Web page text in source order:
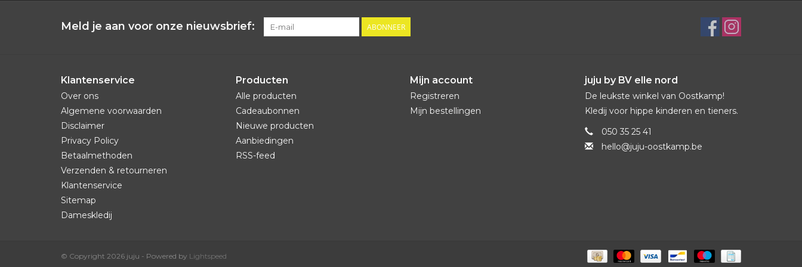
Meld je aan voor onze nieuwsbrief: ABONNEER
Klantenservice
Over ons
Algemene voorwaarden
Disclaimer
Privacy Policy
Betaalmethoden
Verzenden & retourneren
Klantenservice
Sitemap
Dameskledij
Producten
Alle producten
Cadeaubonnen
Nieuwe producten
Aanbiedingen
RSS-feed
Mijn account
Registreren
Mijn bestellingen
juju by BV elle nord
De leukste winkel van Oostkamp!
Kledij voor hippe kinderen en tieners.
050 35 25 41
hello@juju-oostkamp.be
© Copyright 2026 juju - Powered by Lightspeed